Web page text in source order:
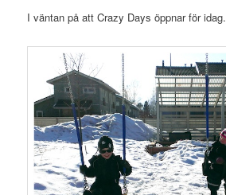
I väntan på att Crazy Days öppnar för idag.